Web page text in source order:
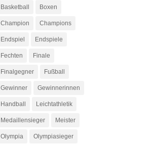
Basketball Boxen
Champion Champions
Endspiel Endspiele
Fechten Finale
Finalgegner Fußball
Gewinner Gewinnerinnen
Handball Leichtathletik
Medaillensieger Meister
Olympia Olympiasieger